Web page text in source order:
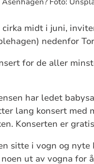
cirka midt i juni,
nedenfor
for de aller
har ledet
lang konsert med
Konserten er
sitte i vogn og
ut av vogna for